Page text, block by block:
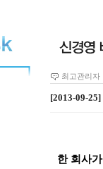
최고관리자
[2013-09-25]
한 회사